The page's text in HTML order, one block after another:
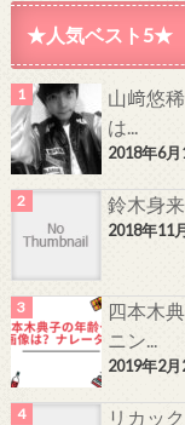
★人気ベスト5★
山﨑悠
は...
2018年6
鈴木身
2018年11
四本木
ニン...
2019年2
リカッ